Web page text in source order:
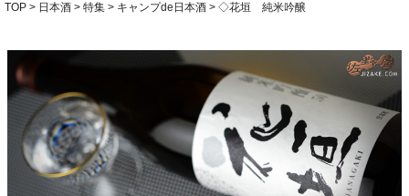
TOP 日本酒 特集 キャンプde日本酒 ◇花垣 純米吟醸